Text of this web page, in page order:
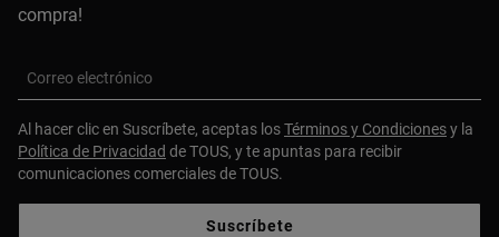
compra!
Correo electrónico
Al hacer clic en Suscríbete, aceptas losTérminos y Condicionesy la
Política de Privacidad de TOUS, y te apuntas para recibir
comunicaciones comerciales de TOUS.
Suscríbete